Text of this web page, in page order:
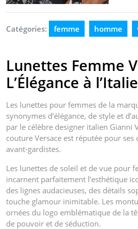
Catégories: femme homme
Lunettes Femme
L’Élégance à
Les lunettes pour femmes de la
synonymes d’élégance, de style et
par le célèbre designer italien Gianni
couture Versace est réputée pour
avant-gardistes.
Les lunettes de soleil et de vue pour
incarnent parfaitement l’esthétique
des lignes audacieuses, des détails
touche glamour inimitable. Les
ornées du logo emblématique de la
de pouvoir et de séduction.